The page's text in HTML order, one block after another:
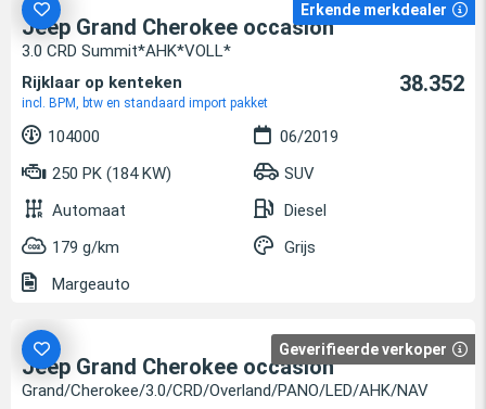
Erkende merkdealer
Jeep Grand Cherokee occasion
3.0 CRD Summit*AHK*VOLL*
Rijklaar op kenteken
incl. BPM, btw en standaard import pakket
38.352
104000
06/2019
250 PK (184 KW)
SUV
Automaat
Diesel
179 g/km
Grijs
Margeauto
Geverifieerde verkoper
Jeep Grand Cherokee occasion
Grand/Cherokee/3.0/CRD/Overland/PANO/LED/AHK/NAV